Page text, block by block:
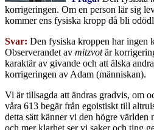
korrigeringen. Om en person lär sig
kommer ens fysiska kropp då bli
Svar: Den fysiska kroppen har ingen
Observerandet av mitzvotär
karaktär av givande och att älska
korrigeringen av Adam (människan).
Vi är tillsagda att ändras gradvis, om
våra 613 begär från egoistiskt till
detta sätt känner vi den högre världen
och mer klarhet ser vi saker och ting